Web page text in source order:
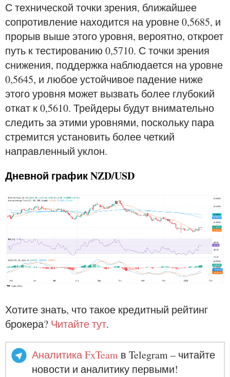
С технической точки зрения, ближайшее
сопротивление находится на уровне 0,5685, и
прорыв выше этого уровня, вероятно, откроет
путь к тестированию 0,5710. С точки зрения
снижения, поддержка наблюдается на уровне
0,5645, и любое устойчивое падение ниже
этого уровня может вызвать более глубокий
откат к 0,5610. Трейдеры будут внимательно
следить за этими уровнями, поскольку пара
стремится установить более четкий
направленный уклон.
Дневной график NZD/USD
Хотите знать, что такое кредитный рейтинг
брокера? Читайте тут.
Аналитика FxTeam в Telegram – читайте
новости и аналитику первыми!